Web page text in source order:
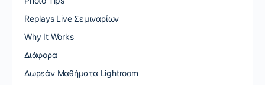
Replays Live Σεμιναρίων
Why It Works
Διάφορα
Δωρεάν Μαθήματα Lightroom